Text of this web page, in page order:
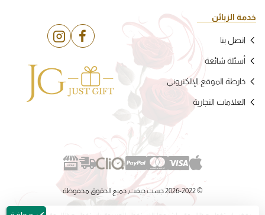
خدمة الزبائن
اتصل بنا
أسئلة شائعة
خارطة الموقع الإلكتروني
العلامات التجارية
©2026-2022 جست جيفت, جميع الحقوق محفوظة